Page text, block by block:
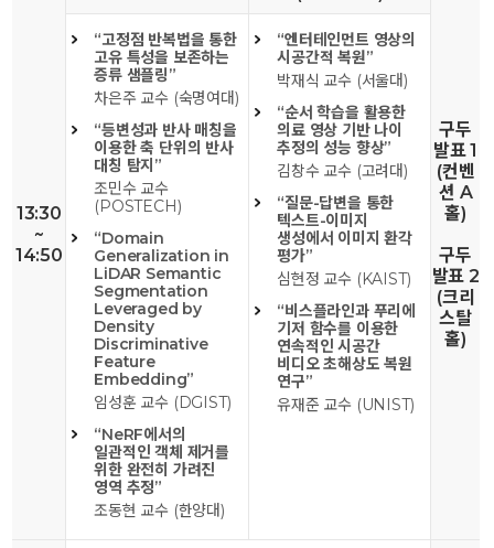
13:30
~
14:50
구두
발표 1
(컨벤
션 A
홀)
구두
발표 2
(크리
스탈
홀)
“고정점 반복법을 통한
고유 특성을 보존하는
증류 샘플링”
차은주 교수 (숙명여대)
“등변성과 반사 매칭을
이용한 축 단위의 반사
대칭 탐지”
조민수 교수
(POSTECH)
“Domain
Generalization in
LiDAR Semantic
Segmentation
Leveraged by
Density
Discriminative
Feature
Embedding”
임성훈 교수 (DGIST)
“NeRF에서의
일관적인 객체 제거를
위한 완전히 가려진
영역 추정”
조동현 교수 (한양대)
“엔터테인먼트 영상의
시공간적 복원”
박재식 교수 (서울대)
“순서 학습을 활용한
의료 영상 기반 나이
추정의 성능 향상”
김창수 교수 (고려대)
“질문-답변을 통한
텍스트-이미지
생성에서 이미지 환각
평가”
심현정 교수 (KAIST)
“비스플라인과 푸리에
기저 함수를 이용한
연속적인 시공간
비디오 초해상도 복원
연구”
유재준 교수 (UNIST)